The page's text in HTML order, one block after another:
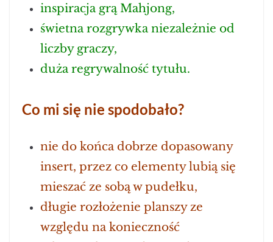
inspiracja grą Mahjong,
świetna rozgrywka niezależnie od
liczby graczy,
duża regrywalność tytułu.
Co mi się nie spodobało?
nie do końca dobrze dopasowany
insert, przez co elementy lubią się
mieszać ze sobą w pudełku,
długie rozłożenie planszy ze
względu na konieczność